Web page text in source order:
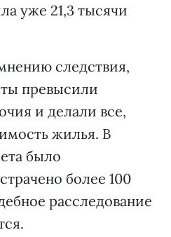
уже 21,3 тысячи
следствия,
превысили
и делали все,
жилья. В
было
более 100
расследование